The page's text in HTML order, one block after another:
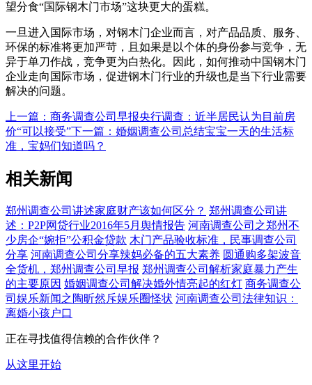
望分食“国际钢木门市场”这块更大的蛋糕。
一旦进入国际市场，对钢木门企业而言，对产品品质、服务、
环保的标准将更加严苛，且如果是以个体的身份参与竞争，无
异于单刀作战，竞争更为白热化。因此，如何推动中国钢木门
企业走向国际市场，促进钢木门行业的升级也是当下行业需要
解决的问题。
上一篇：商务调查公司早报央行调查：近半居民认为目前房
价“可以接受”下一篇：婚姻调查公司总结宝宝一天的生活标
准，宝妈们知道吗？
相关新闻
郑州调查公司讲述家庭财产该如何区分？ 郑州调查公司讲
述：P2P网贷行业2016年5月舆情报告 河南调查公司之郑州不
少房企“婉拒”公积金贷款 木门产品验收标准，民事调查公司
分享 河南调查公司分享辣妈必备的五大素养 圆通购多架波音
全货机，郑州调查公司早报 郑州调查公司解析家庭暴力产生
的主要原因 婚姻调查公司解决婚外情亮起的红灯 商务调查公
司娱乐新闻之陶昕然斥娱乐圈怪状 河南调查公司法律知识：
离婚小孩户口
正在寻找值得信赖的合作伙伴？
从这里开始